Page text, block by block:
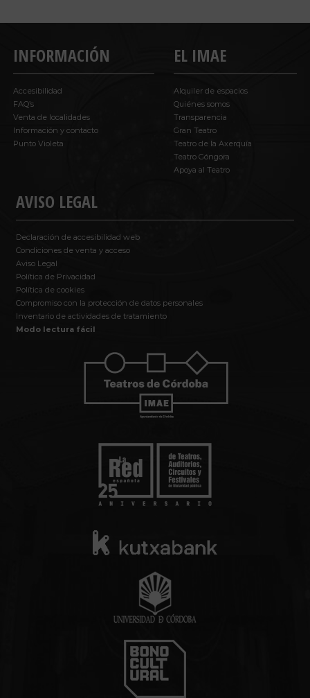
INFORMACIÓN
Accesibilidad
FAQ’s
Venta de localidades
Información y contacto
Punto Violeta
AVISO LEGAL
Declaración de accesibilidad web
Condiciones de venta y acceso
Aviso Legal
Política de Privacidad
Política de cookies
Compromiso con la protección de datos personales
Inventario de actividades de tratamiento
Modo lectura fácil
EL IMAE
Alquiler de espacios
Quiénes somos
Transparencia
Gran Teatro
Teatro de la Axerquía
Teatro Góngora
Apoya al Teatro